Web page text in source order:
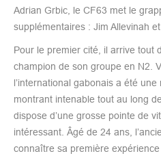
Adrian Grbic, le CF63 met le
supplémentaires : Jim Allevinah
Pour le premier cité, il arrive tout
champion de son groupe en N2.
l’international gabonais a été
montrant intenable tout au long
dispose d’une grosse pointe de
intéressant. Âgé de 24 ans,
connaître sa première